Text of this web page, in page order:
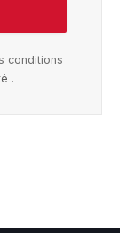
conditions
.